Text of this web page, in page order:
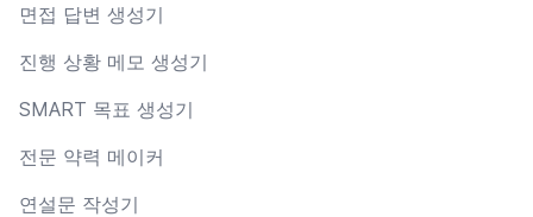
면접 답변 생성기
진행 상황 메모 생성기
SMART 목표 생성기
전문 약력 메이커
연설문 작성기